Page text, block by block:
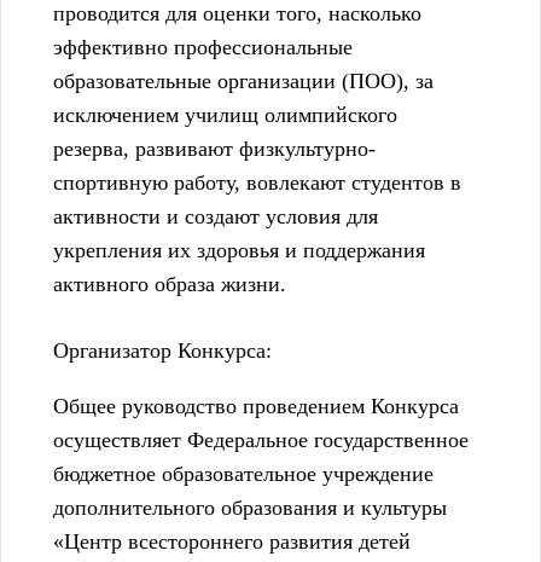
проводится для оценки того, насколько
эффективно профессиональные
образовательные организации (ПОО), за
исключением училищ олимпийского
резерва, развивают физкультурно-
спортивную работу, вовлекают студентов в
активности и создают условия для
укрепления их здоровья и поддержания
активного образа жизни.
Организатор Конкурса:
Общее руководство проведением Конкурса
осуществляет Федеральное государственное
бюджетное образовательное учреждение
дополнительного образования и культуры
«Центр всестороннего развития детей